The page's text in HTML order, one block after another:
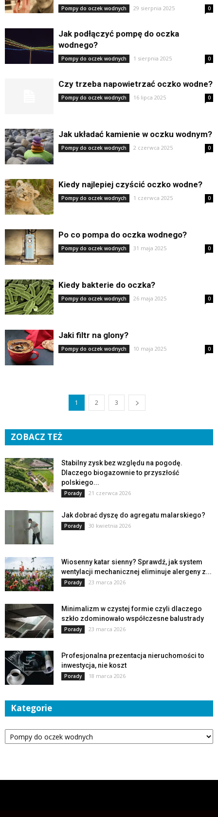
Pompy do oczek wodnych 29 sierpnia 2025 0
Jak podłączyć pompę do oczka
wodnego?
Pompy do oczek wodnych 1 sierpnia 2025 0
Czy trzeba napowietrzać oczko wodne?
Pompy do oczek wodnych 16 lipca 2025 0
Jak układać kamienie w oczku wodnym?
Pompy do oczek wodnych 2 czerwca 2025 0
Kiedy najlepiej czyścić oczko wodne?
Pompy do oczek wodnych 1 czerwca 2025 0
Po co pompa do oczka wodnego?
Pompy do oczek wodnych 31 maja 2025 0
Kiedy bakterie do oczka?
Pompy do oczek wodnych 26 maja 2025 0
Jaki filtr na glony?
Pompy do oczek wodnych 10 maja 2025 0
1 2 3
ZOBACZ TEŻ
Stabilny zysk bez względu na pogodę.
Dlaczego biogazownie to przyszłość
polskiego...
Porady 21 czerwca 2026
Jak dobrać dyszę do agregatu malarskiego?
Porady 30 kwietnia 2026
Wiosenny katar sienny? Sprawdź, jak system
wentylacji mechanicznej eliminuje alergeny z...
Porady 23 marca 2026
Minimalizm w czystej formie czyli dlaczego
szkło zdominowało współczesne balustrady
Porady 23 marca 2026
Profesjonalna prezentacja nieruchomości to
inwestycja, nie koszt
Porady 18 marca 2026
Kategorie
Kategorie